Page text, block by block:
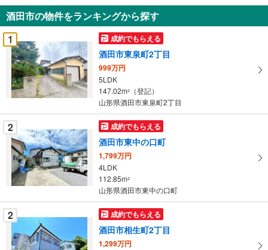
知
を
受
け
取
る
・
条
件
を
マ
イ
ペ
ー
に
保
存
す
酒田市の物件をランキングから探す
1
成約でもらえる
酒田市東泉町2丁目
999万円
5LDK
147.02m2
（登記）
山形県酒田市東泉町2丁目
2 成約でもらえる
酒田市東中の口町
1,799万円
4LDK
112.85m2
山形県酒田市東中の口町
2 成約でもらえる
酒田市相生町2丁目
1,299万円